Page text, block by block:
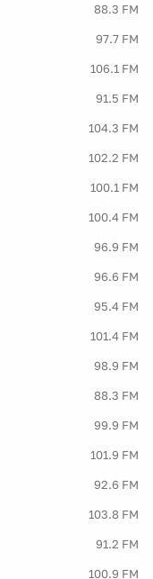
88.3 FM
97.7 FM
106.1 FM
91.5 FM
104.3 FM
102.2 FM
100.1 FM
100.4 FM
96.9 FM
96.6 FM
95.4 FM
101.4 FM
98.9 FM
88.3 FM
99.9 FM
101.9 FM
92.6 FM
103.8 FM
91.2 FM
100.9 FM